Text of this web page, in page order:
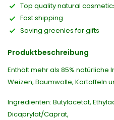
Top quality natural
Fast shipping
Saving greenies for gifts
Produktbeschreibung
Enthält mehr als 85% natürliche
Weizen, Baumwolle, Kartoffeln
Ingrediënten: Butylacetat,
Dicaprylat/Caprat,